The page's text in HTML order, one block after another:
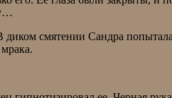
смятении Сандра